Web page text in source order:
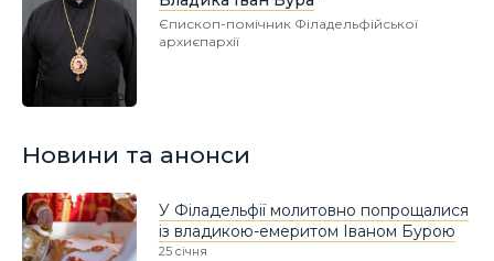
Єпископ-помічник Філадельфійської
архиєпархії
Новини та анонси
У Філадельфії молитовно попрощалися
із владикою-емеритом Іваном Бурою
25 січня